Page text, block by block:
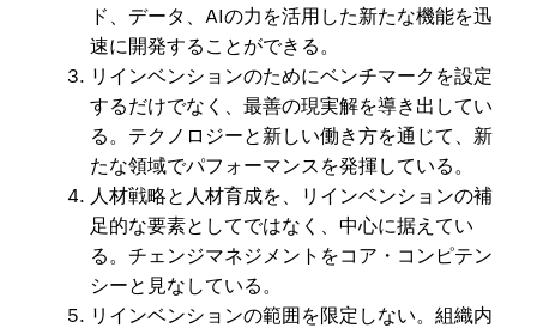
ド、データ、AIの力を活用した新たな機能を迅
速に開発することができる。
リインベンションのためにベンチマークを設定
するだけでなく、最善の現実解を導き出してい
る。テクノロジーと新しい働き方を通じて、新
たな領域でパフォーマンスを発揮している。
人材戦略と人材育成を、リインベンションの補
足的な要素としてではなく、中心に据えてい
る。チェンジマネジメントをコア・コンピテン
シーと見なしている。
リインベンションの範囲を限定しない。組織内